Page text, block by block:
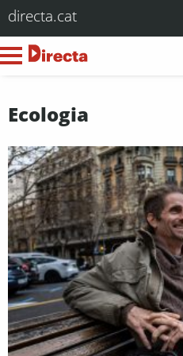
directa.cat
Ecologia